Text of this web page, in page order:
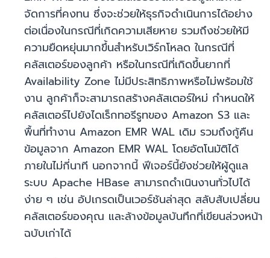
จัดการที่คงทน ซึ่งจะช่วยให้ธุรกิจดำเนินการได้อย่าง
ต่อเนื่องในกรณีที่เกิดความเสียหาย รวมถึงช่วยให้มี
ความยืดหยุ่นมากขึ้นสำหรับเวิร์กโหลด ในกรณีที่
คลัสเตอร์ของลูกค้า หรือในกรณีที่เกิดขึ้นยากที่
Availability Zone ไม่มีประสิทธิภาพหรือไม่พร้อมใช้
งาน ลูกค้าก็จะสามารถสร้างคลัสเตอร์ใหม่ กำหนดให้
คลัสเตอร์ไปยังไดเร็กทอรีรูทของ Amazon S3 และ
พื้นที่ทำงาน Amazon EMR WAL เดิม รวมถึงกู้คืน
ข้อมูลจาก Amazon EMR WAL โดยอัตโนมัติได้
ภายในไม่กี่นาที นอกจากนี้ ฟีเจอร์นี้ยังช่วยให้ผู้ดูแล
ระบบ Apache HBase สามารถดำเนินงานทั่วไปได้
ง่าย ๆ เช่น อัปเกรดเป็นเวอร์ชันล่าสุด สลับสับเปลี่ยน
คลัสเตอร์ของคุณ และล้างข้อมูลบันทึกที่เขียนล่วงหน้า
ฉบับเก่าได้